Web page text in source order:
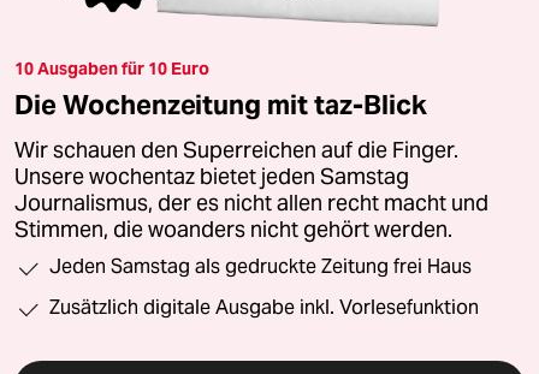
10 Ausgaben für 10 Euro
Die Wochenzeitung mit taz-Blick
Wir schauen den Superreichen auf die Finger.
Unsere wochentaz bietet jeden Samstag
Journalismus, der es nicht allen recht macht und
Stimmen, die woanders nicht gehört werden.
Jeden Samstag als gedruckte Zeitung frei Haus
Zusätzlich digitale Ausgabe inkl. Vorlesefunktion